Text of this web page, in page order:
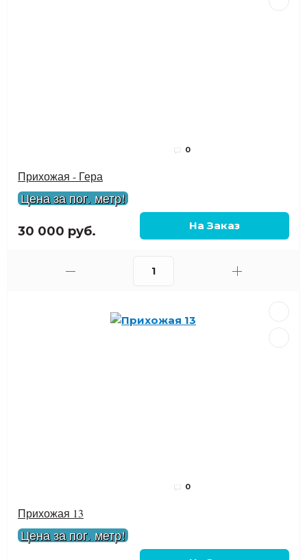
0
Прихожая - Гера
Цена за пог. метр!
30 000 руб.
0
Прихожая 13
Цена за пог. метр!